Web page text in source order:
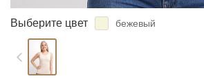
Выберите цвет бежевый